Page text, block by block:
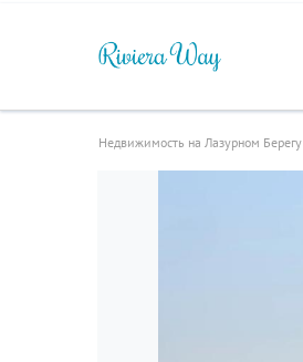
Недвижимость на Лазурном Берегу